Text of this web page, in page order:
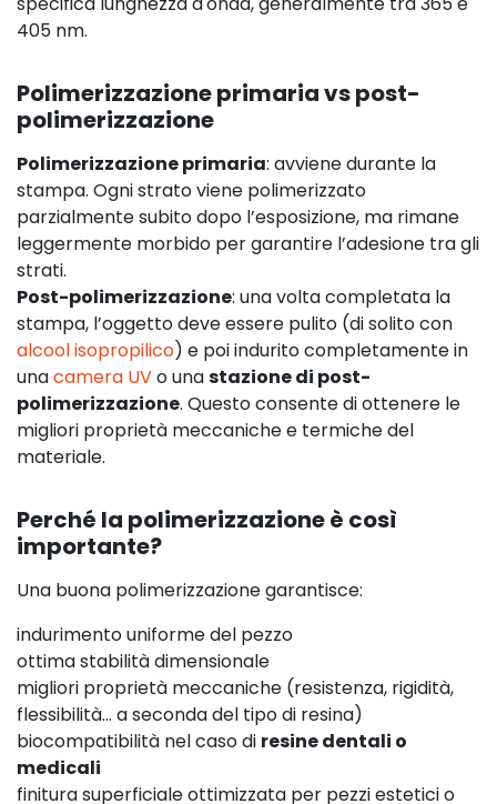
405 nm.
Polimerizzazione primaria vs post-
polimerizzazione
Polimerizzazione primaria: avviene durante la
stampa. Ogni strato viene polimerizzato
parzialmente subito dopo l’esposizione, ma rimane
leggermente morbido per garantire l’adesione tra gli
strati.
Post-polimerizzazione: una volta completata la
stampa, l’oggetto deve essere pulito (di solito con
alcool isopropilico) e poi indurito completamente in
unacamera UVo unastazione di post-
polimerizzazione. Questo consente di ottenere le
migliori proprietà meccaniche e termiche del
materiale.
Perché la polimerizzazione è così
importante?
Una buona polimerizzazione garantisce:
indurimento uniforme del pezzo
ottima stabilità dimensionale
migliori proprietà meccaniche (resistenza, rigidità,
flessibilità… a seconda del tipo di resina)
biocompatibilità nel caso di resine dentali o
medicali
finitura superficiale ottimizzata per pezzi estetici o